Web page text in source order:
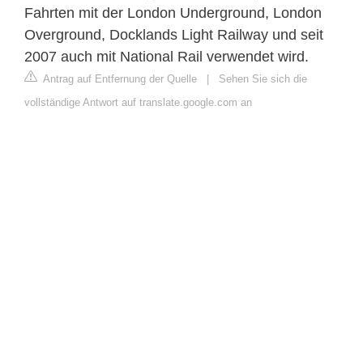
Fahrten mit der London Underground, London
Overground, Docklands Light Railway und seit
2007 auch mit National Rail verwendet wird.
Antrag auf Entfernung der Quelle | Sehen Sie sich die
vollständige Antwort auf translate.google.com an